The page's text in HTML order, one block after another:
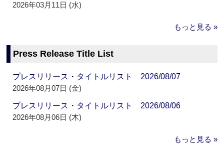
2026年03月11日 (水)
もっと見る »
Press Release Title List
プレスリリース・タイトルリスト 2026/08/07
2026年08月07日 (金)
プレスリリース・タイトルリスト 2026/08/06
2026年08月06日 (木)
もっと見る »